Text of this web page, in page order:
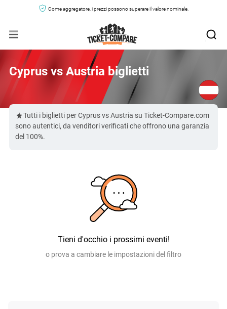
Come aggregatore, i prezzi possono superare il valore nominale.
Cyprus vs Austria biglietti
Tutti i biglietti per Cyprus vs Austria su Ticket-Compare.com
sono autentici, da venditori verificati che offrono una garanzia
del 100%.
Tieni d'occhio i prossimi eventi!
o prova a cambiare le impostazioni del filtro